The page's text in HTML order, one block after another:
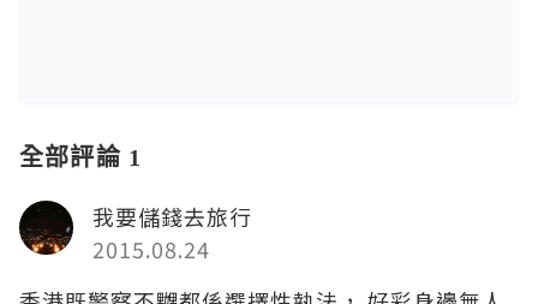
全部評論 1
我要儲錢去旅行
2015.08.24